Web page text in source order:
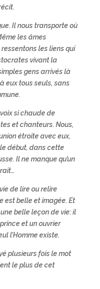
Il nous transporte où
les âmes
les liens qui
vivant la
gens arrivés là
eux tous seuls, sans
si chaude de
et chanteurs. Nous,
étroite avec eux,
début, dans cette
Il ne manque qu’un
de lire ou relire
est belle et imagée. Et
belle leçon de vie: il
et un ouvrier
l’Homme existe.
plusieurs fois le mot
le plus de cet